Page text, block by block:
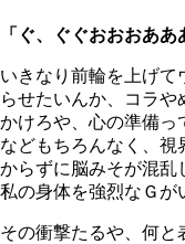
「ぐ、ぐぐおおおあ
いきなり前輪を上げ
らせたいんか、コラ
かけろや、心の準備っ
などもちろんなく、視
からずに脳みそが混乱
私の身体を強烈なＧが
その衝撃たるや、何